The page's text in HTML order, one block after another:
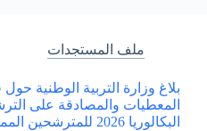
–
الدراسة
في
المغرب
ملف المستجدات
بلاغ وزارة التربية الوطنية
المعطيات والمصادقة على
البكالوريا 2026 للمترشحين الممدرسين